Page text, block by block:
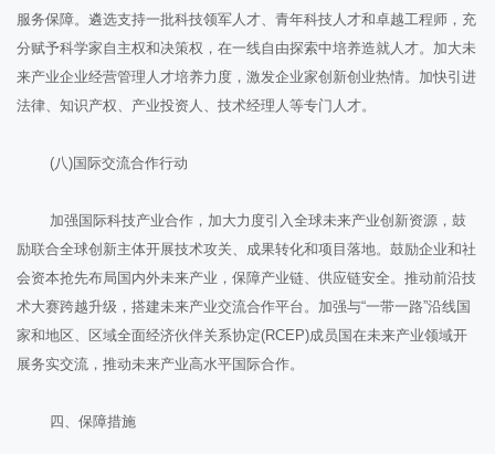
服务保障。遴选支持一批科技领军人才、青年科技人才和卓越工程师，充
分赋予科学家自主权和决策权，在一线自由探索中培养造就人才。加大未
来产业企业经营管理人才培养力度，激发企业家创新创业热情。加快引进
法律、知识产权、产业投资人、技术经理人等专门人才。
(八)国际交流合作行动
加强国际科技产业合作，加大力度引入全球未来产业创新资源，鼓
励联合全球创新主体开展技术攻关、成果转化和项目落地。鼓励企业和社
会资本抢先布局国内外未来产业，保障产业链、供应链安全。推动前沿技
术大赛跨越升级，搭建未来产业交流合作平台。加强与“一带一路”沿线国
家和地区、区域全面经济伙伴关系协定(RCEP)成员国在未来产业领域开
展务实交流，推动未来产业高水平国际合作。
四、保障措施